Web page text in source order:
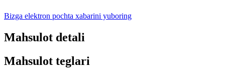
Bizga elektron pochta xabarini yuboring
Mahsulot detali
Mahsulot teglari